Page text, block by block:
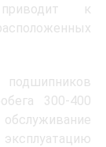
к
300-400